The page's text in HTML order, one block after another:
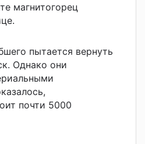
магнитогорец
пытается вернуть
Однако они
почти 5000